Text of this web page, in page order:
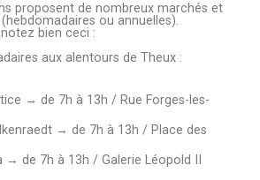
proposent de nombreux marchés et
ou annuelles).
bien ceci :
aux alentours de Theux :
→ de 7h à 13h / Rue Forges-les-
→ de 7h à 13h / Place des
→ de 7h à 13h / Galerie Léopold II